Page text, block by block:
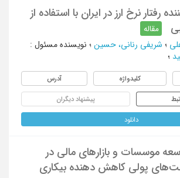
رفتار نرخ ارز در ایران با استفاده از
مقاله
؛ شریفی رنانی، حسین ؛ نویسنده مسئول :
؛
کلیدواژه آدرس
پیشنهاد دیگران
دانلود
موسسات و بازارهای مالی در
پولی کاهش دهنده بیکاری